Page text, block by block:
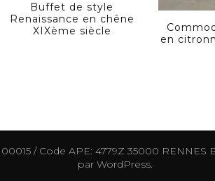
Buffet de style
Renaissance en chêne
XIXème siècle
en
/ Code APE: 4779Z 35000 RENNES
par WordPress.